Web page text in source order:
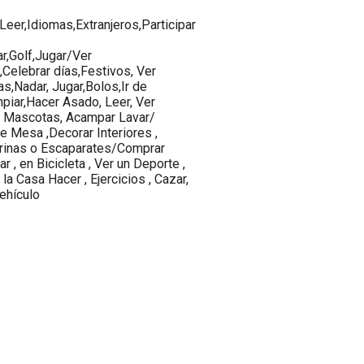
Ver
días,Festivos, Ver
Jugar,Bolos,Ir de
Asado, Leer, Ver
Acampar Lavar/
Mesa ,Decorar Interiores ,
o Escaparates/Comprar
, en Bicicleta , Ver un Deporte ,
Casa Hacer , Ejercicios , Cazar,